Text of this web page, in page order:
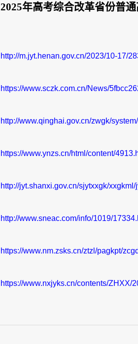
2025年高考综合改革省份普
http://m.jyt.henan.gov.cn/2023/10-17/
https://www.sczk.com.cn/News/
http://www.qinghai.gov.cn/zwgk/
https://www.ynzs.cn/html/content/
http://jyt.shanxi.gov.cn/sjytxxgk/
http://www.sneac.com/info/1019/
https://www.nm.zsks.cn/ztzl/pagkpt/
https://www.nxjyks.cn/contents/ZHXX/